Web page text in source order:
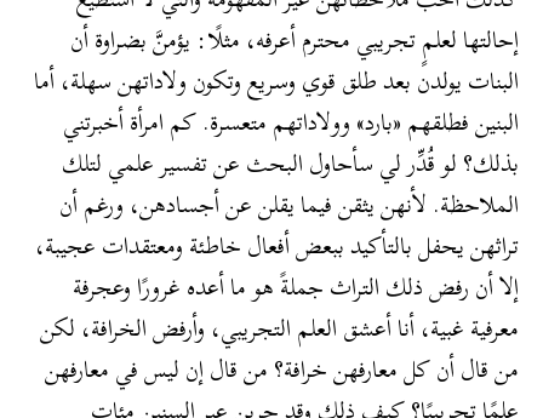
إحالتها لعلمٍ تجريبي محترم أعرفه، مثلًا: يؤمنَّ بضراوة أن
البنات يولدن بعد طلق قوي وسريع وتكون ولاداتهن سهلة، أما
البنين فطلقهم «بارد» وولاداتهم متعسرة. كم امرأة أخبرتني
بذلك؟ لو قُدِّر لي سأحاول البحث عن تفسير علمي لتلك
الملاحظة. لأنهن يثقن فيما يقلن عن أجسادهن، ورغم أن
تراثهن يحفل بالتأكيد ببعض أفعال خاطئة ومعتقدات عجيبة،
إلا أن رفض ذلك التراث جملةً هو ما أعده غرورًا وعجرفة
معرفية غبية، أنا أعشق العلم التجريبي، وأرفض الخرافة، لكن
من قال أن كل معارفهن خرافة؟ من قال إن ليس في معارفهن